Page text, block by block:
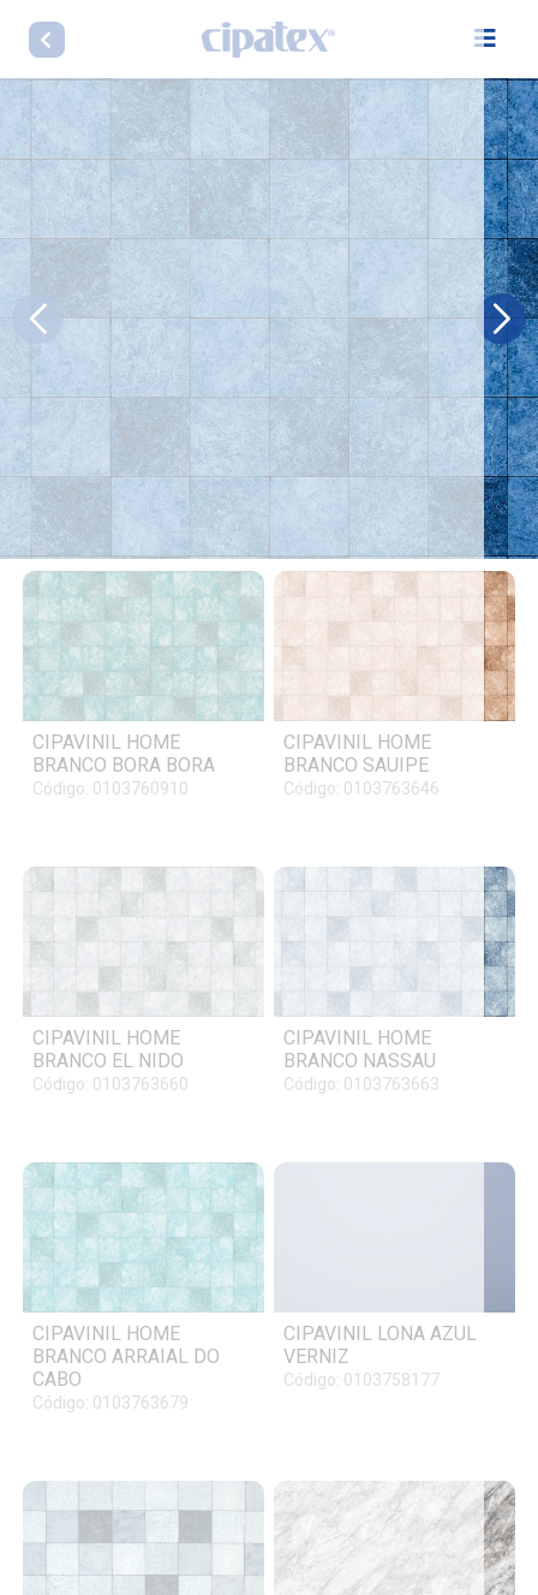
LINHA CIPAVINIL HOME
CIPAVINIL HOME
BRANCO BORA BORA
Código: 0103760910
CIPAVINIL HOME
BRANCO SAUIPE
Código: 0103763646
CIPAVINIL HOME
BRANCO EL NIDO
Código: 0103763660
CIPAVINIL HOME
BRANCO NASSAU
Código: 0103763663
CIPAVINIL HOME
BRANCO ARRAIAL DO
CABO
Código: 0103763679
CIPAVINIL LONA AZUL
VERNIZ
Código: 0103758177